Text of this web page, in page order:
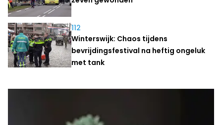
112
Winterswijk: Chaos tijdens
bevrijdingsfestival na heftig ongeluk
met tank
Laatste nieuws